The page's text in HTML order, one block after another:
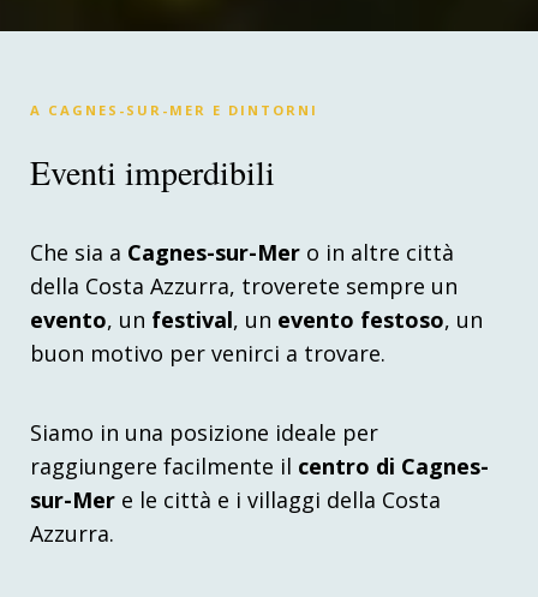
A CAGNES-SUR-MER E DINTORNI
Eventi imperdibili
Che sia a Cagnes-sur-Mer o in altre città
della Costa Azzurra, troverete sempre un
evento, un festival, un evento festoso, un
buon motivo per venirci a trovare.
Siamo in una posizione ideale per
raggiungere facilmente il centro di Cagnes-
sur-Mer e le città e i villaggi della Costa
Azzurra.